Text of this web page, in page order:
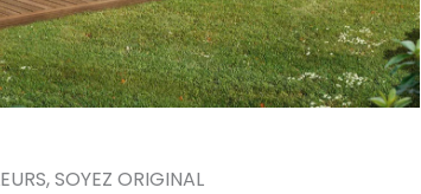
SOYEZ ORIGINAL